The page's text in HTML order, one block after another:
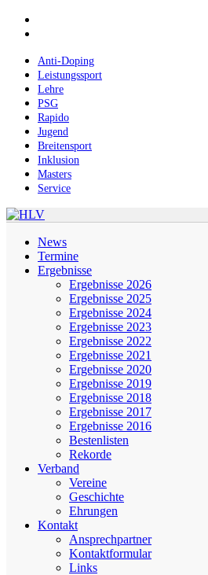
Skip
contentAnti-Doping
Leistungssport
Lehre
PSG
Rapido
Jugend
Breitensport
Inklusion
Masters
Service
News
Termine
Ergebnisse
Ergebnisse 2026
Ergebnisse 2025
Ergebnisse 2024
Ergebnisse 2023
Ergebnisse 2022
Ergebnisse 2021
Ergebnisse 2020
Ergebnisse 2019
Ergebnisse 2018
Ergebnisse 2017
Ergebnisse 2016
Bestenlisten
Rekorde
Verband
Vereine
Geschichte
Ehrungen
Kontakt
Ansprechpartner
Kontaktformular
Links